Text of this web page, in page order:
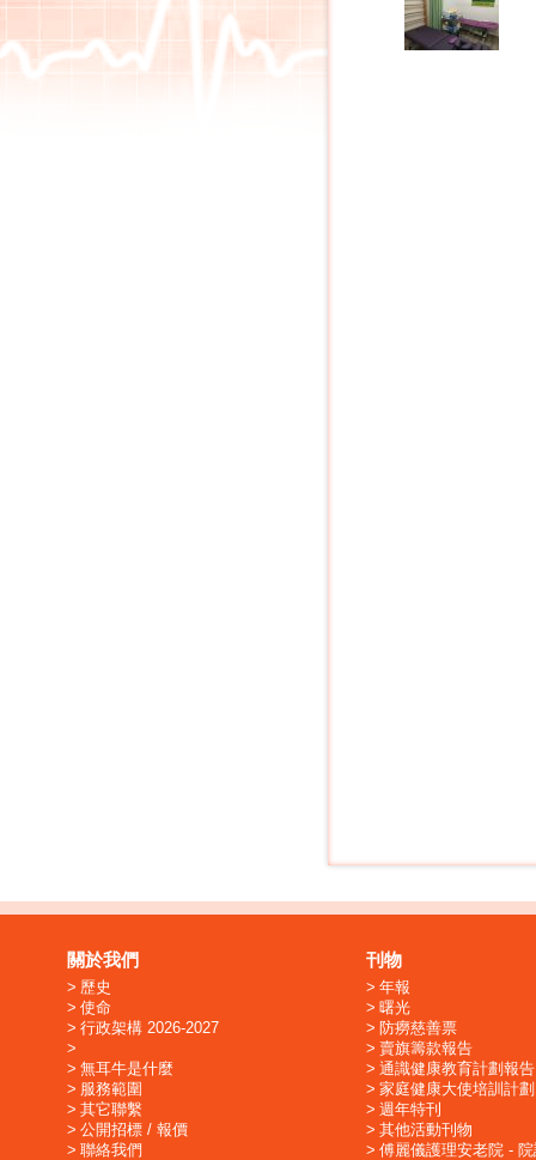
關於我們
歷史
使命
行政架構 2026-2027
無耳牛是什麼
服務範圍
其它聯繫
公開招標 / 報價
聯絡我們
刊物
年報
曙光
防癆慈善票
賣旗籌款報告
通識健康教育計劃報告
家庭健康大使培訓計劃
週年特刊
其他活動刊物
傅麗儀護理安老院 -